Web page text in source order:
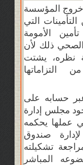
خروج المؤسسة
التي
الأمومة
ذلك لأن
نظره، يشتت
حسابه على
مجلس إدارة
عملها يحكمه
صندوق
تشكيلته
المباشر